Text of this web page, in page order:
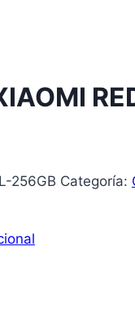
256GB Categoría: